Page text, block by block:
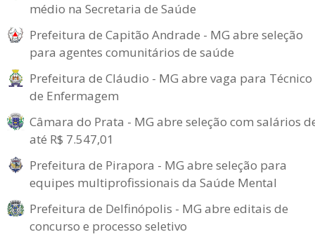
médio na Secretaria de Saúde
Prefeitura de Capitão Andrade - MG abre seleção
para agentes comunitários de saúde
Prefeitura de Cláudio - MG abre vaga para Técnico
de Enfermagem
Câmara do Prata - MG abre seleção com salários
até R$ 7.547,01
Prefeitura de Pirapora - MG abre seleção para
equipes multiprofissionais da Saúde Mental
Prefeitura de Delfinópolis - MG abre editais de
concurso e processo seletivo